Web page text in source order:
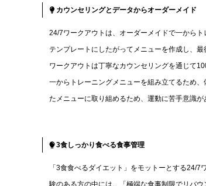
カウンセリングとデータからオーダーメイド
24/7ワークアウトは、オーダーメイドで一から
テンプレートにしたがってメニューを作成し、
ワークアウトは丁寧なカウンセリングを通じて
一からトレーニングメニューを組み立てるため
たメニューに取り組めるため、運動に苦手意識が
3食しっかり食べる食事管理
「3食食べるダイエット」をモットーとする24/